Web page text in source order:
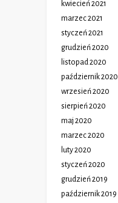
kwiecień 2021
marzec 2021
styczeń 2021
grudzień 2020
listopad 2020
październik 2020
wrzesień 2020
sierpień 2020
maj 2020
marzec 2020
luty 2020
styczeń 2020
grudzień 2019
październik 2019